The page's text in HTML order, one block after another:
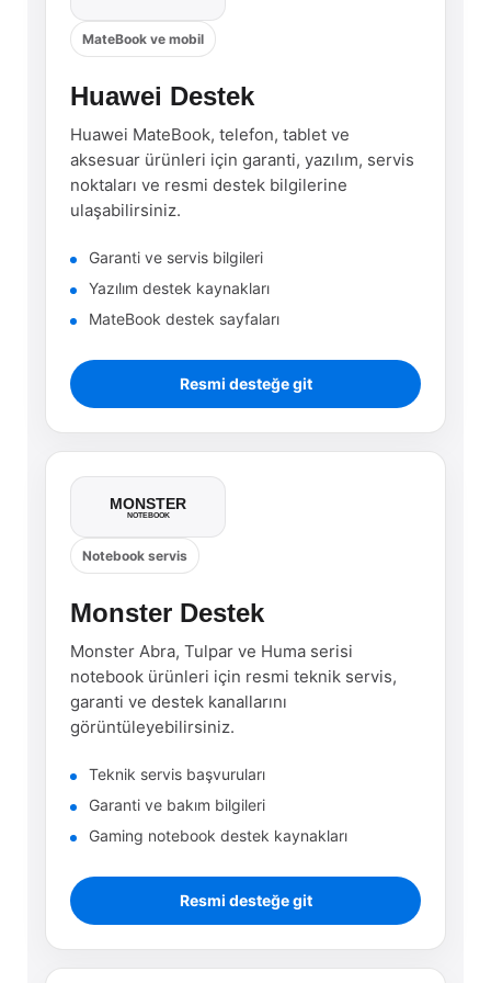
MateBook ve mobil
Huawei Destek
Huawei MateBook, telefon, tablet ve
aksesuar ürünleri için garanti, yazılım, servis
noktaları ve resmi destek bilgilerine
ulaşabilirsiniz.
Garanti ve servis bilgileri
Yazılım destek kaynakları
MateBook destek sayfaları
Resmi desteğe git
MONSTER
NOTEBOOK
Notebook servis
Monster Destek
Monster Abra, Tulpar ve Huma serisi
notebook ürünleri için resmi teknik servis,
garanti ve destek kanallarını
görüntüleyebilirsiniz.
Teknik servis başvuruları
Garanti ve bakım bilgileri
Gaming notebook destek kaynakları
Resmi desteğe git